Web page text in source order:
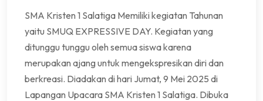
SMA Kristen 1 Salatiga Memiliki kegiatan Tahunan
yaitu SMUQ EXPRESSIVE DAY. Kegiatan yang
ditunggu tunggu oleh semua siswa karena
merupakan ajang untuk mengekspresikan diri dan
berkreasi. Diadakan di hari Jumat, 9 Mei 2025 di
Lapangan Upacara SMA Kristen 1 Salatiga. Dibuka